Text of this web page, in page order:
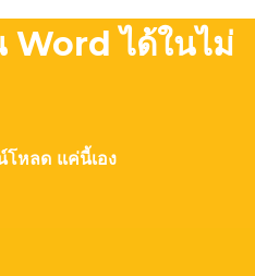
Word ได้ในไม่
โหลด แค่นี้เอง